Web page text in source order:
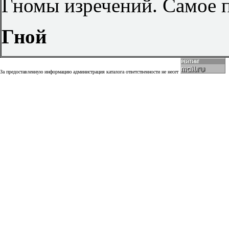
Гномы изречений. Самое
Гной
За предоставленную информацию администрация каталога ответственности не несет